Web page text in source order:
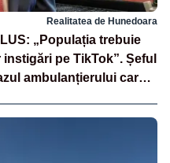
Realitatea de Hunedoara
„Populația trebuie
pe TikTok”. Șeful
ambulanțierului care a